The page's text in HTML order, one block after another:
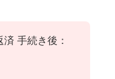
手続き後：